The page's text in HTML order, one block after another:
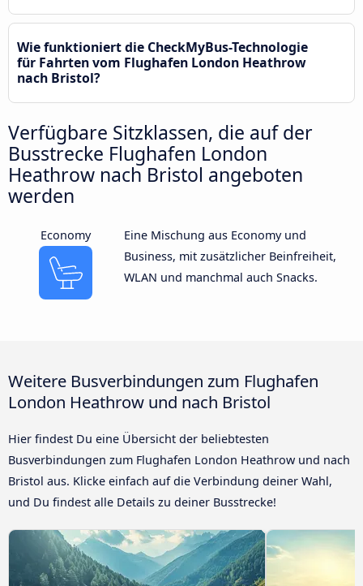
Wie funktioniert die CheckMyBus-Technologie
für Fahrten vom Flughafen London Heathrow
nach Bristol?
Verfügbare Sitzklassen, die auf der
Busstrecke Flughafen London
Heathrow nach Bristol angeboten
werden
Economy
Eine Mischung aus Economy und
Business, mit zusätzlicher Beinfreiheit,
WLAN und manchmal auch Snacks.
Weitere Busverbindungen zum Flughafen
London Heathrow und nach Bristol
Hier findest Du eine Übersicht der beliebtesten
Busverbindungen zum Flughafen London Heathrow und nach
Bristol aus. Klicke einfach auf die Verbindung deiner Wahl,
und Du findest alle Details zu deiner Busstrecke!